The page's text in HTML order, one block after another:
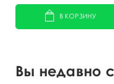
В КОРЗИНУ
Вы недавно